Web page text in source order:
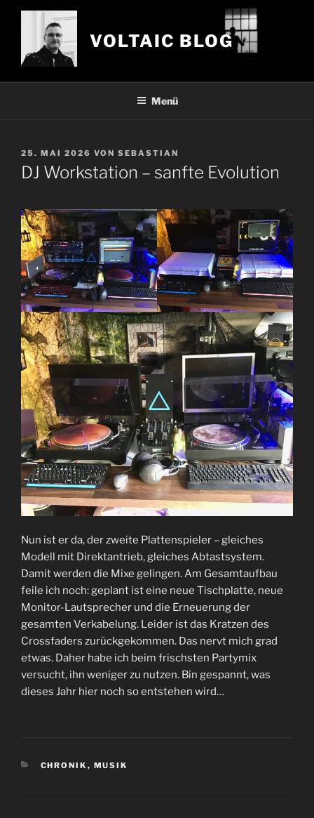
Zum
VOLTAIC BLOG
Menü
VERÖFFENTLICHT
AM
25. MAI 2026 VON SEBASTIAN
DJ Workstation – sanfte Evolution
Nun ist er da, der zweite Plattenspieler – gleiches
Modell mit Direktantrieb, gleiches Abtastsystem.
Damit werden die Mixe gelingen. Am Gesamtaufbau
feile ich noch: geplant ist eine neue Tischplatte, neue
Monitor-Lautsprecher und die Erneuerung der
gesamten Verkabelung. Leider ist das Kratzen des
Crossfaders zurückgekommen. Das nervt mich grad
etwas. Daher habe ich beim frischsten Partymix
versucht, ihn weniger zu nutzen. Bin gespannt, was
dieses Jahr hier noch so entstehen wird…
KATEGORIEN
CHRONIK , MUSIK